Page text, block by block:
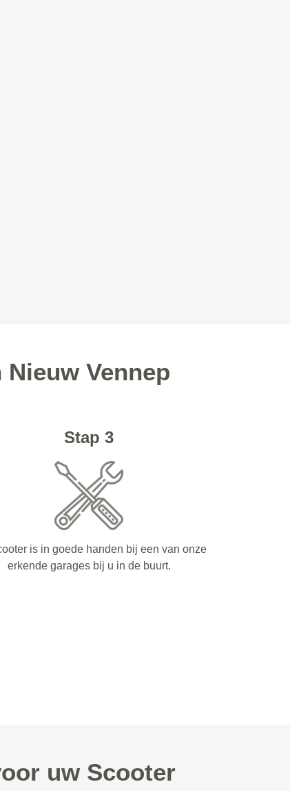
Vennep
Stap 3
is in goede handen bij een van onze
erkende garages bij u in de buurt.
uw Scooter